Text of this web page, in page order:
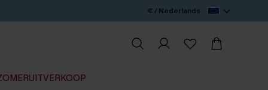
€ / Nederlands